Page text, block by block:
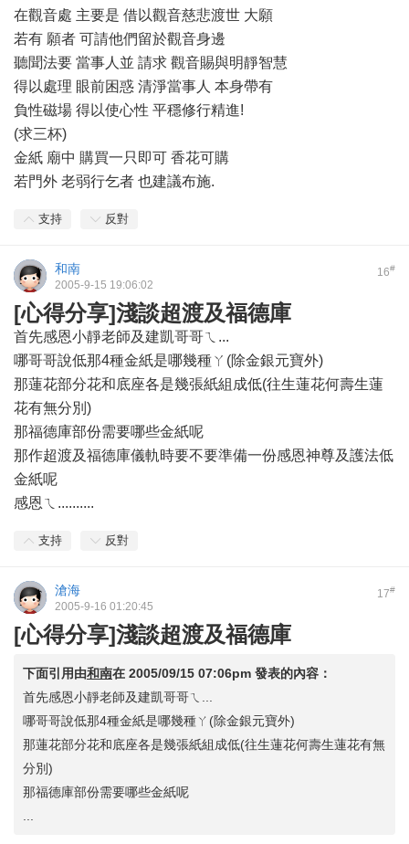
在觀音處 主要是 借以觀音慈悲渡世 大願
若有 願者 可請他們留於觀音身邊
聽聞法要 當事人並 請求 觀音賜與明靜智慧
得以處理 眼前困惑 清淨當事人 本身帶有
負性磁場 得以使心性 平穩修行精進!
(求三杯)
金紙 廟中 購買一只即可 香花可購
若門外 老弱行乞者 也建議布施.
支持 反對
16#
和南
2005-9-15 19:06:02
[心得分享]淺談超渡及福德庫
首先感恩小靜老師及建凱哥哥ㄟ...
哪哥哥說低那4種金紙是哪幾種ㄚ(除金銀元寶外)
那蓮花部分花和底座各是幾張紙組成低(往生蓮花何壽生蓮
花有無分別)
那福德庫部份需要哪些金紙呢
那作超渡及福德庫儀軌時要不要準備一份感恩神尊及護法低
金紙呢
感恩ㄟ..........
支持 反對
17#
滄海
2005-9-16 01:20:45
[心得分享]淺談超渡及福德庫
下面引用由和南在 2005/09/15 07:06pm 發表的內容：
首先感恩小靜老師及建凱哥哥ㄟ...
哪哥哥說低那4種金紙是哪幾種ㄚ(除金銀元寶外)
那蓮花部分花和底座各是幾張紙組成低(往生蓮花何壽生蓮花有無
分別)
那福德庫部份需要哪些金紙呢